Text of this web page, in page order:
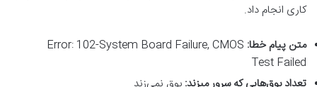
کاری انجام داد.
متن پیام خطا:
Error: 102-System Board Failure, CMOS
Test Failed